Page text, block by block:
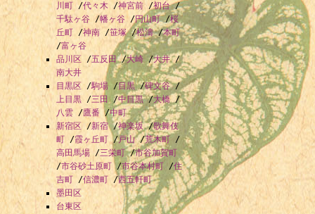
川町 /代々木 /神宮前 /初台/
千駄ヶ谷 /幡ヶ谷/円山町/桜
丘町 /神南 /笹塚/松濤/本町
/富ヶ谷
品川区 /五反田/大崎 /大井/
南大井
目黒区/駒場 /目黒/碑文谷/
上目黒 /三田 /中目黒/大橋/
八雲 /鷹番 /中町
新宿区 /新宿/神楽坂/歌舞伎
町 /霞ヶ丘町/戸山/荒木町 /
高田馬場 /三栄町/市谷加賀町
/市谷砂土原町 /市谷本村町 /住
吉町 /信濃町 /西五軒町
墨田区
台東区